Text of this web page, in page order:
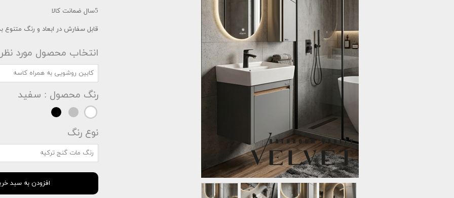
5سال ضمانت کالا
قابل سفارش در ابعاد و رنگ
انتخاب محصول مورد نظر
کابین روشویی به همراه کاسه
رنگ محصول : سفید
نوع رنگ
رنگ مات گنج ترکیه
افزودن به سبد